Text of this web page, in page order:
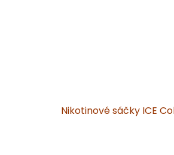
Nikotinové sáčky ICE